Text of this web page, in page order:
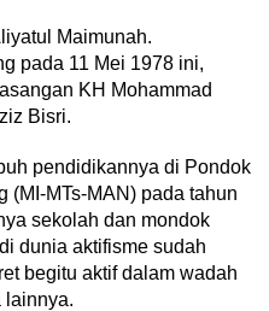
Maimunah.
pada 11 Mei 1978 ini,
KH Mohammad
Bisri.
pendidikannya di Pondok
(MI-MTs-MAN) pada tahun
sekolah dan mondok
dunia aktifisme sudah
begitu aktif dalam wadah
lainnya.